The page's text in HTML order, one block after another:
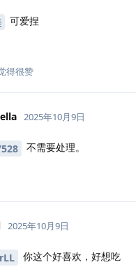
可爱捏
得很赞
2025年10月9日
不需要处理。
2025年10月9日
你这个好喜欢，好想吃